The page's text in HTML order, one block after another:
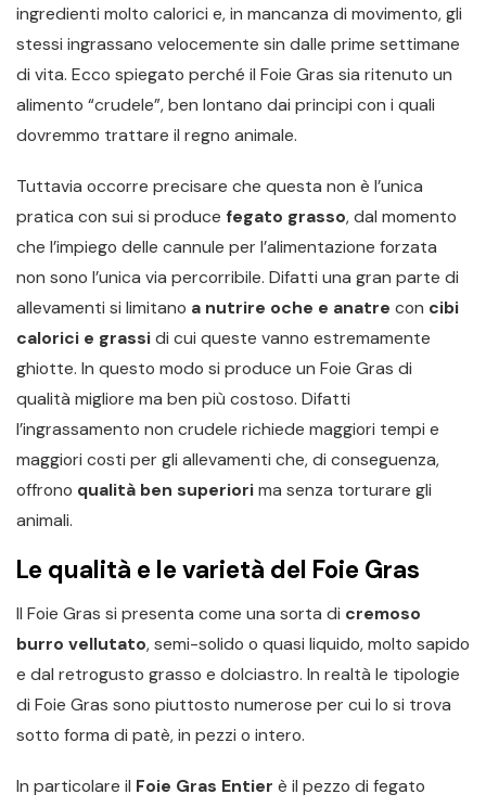
ingredienti molto calorici e, in mancanza di movimento, gli
stessi ingrassano velocemente sin dalle prime settimane
di vita. Ecco spiegato perché il Foie Gras sia ritenuto un
alimento “crudele”, ben lontano dai principi con i quali
dovremmo trattare il regno animale.
Tuttavia occorre precisare che questa non è l’unica
pratica con sui si produce fegato grasso, dal momento
che l’impiego delle cannule per l’alimentazione forzata
non sono l’unica via percorribile. Difatti una gran parte di
allevamenti si limitano a nutrire oche e anatre con cibi
calorici e grassidi cui queste vanno estremamente
ghiotte. In questo modo si produce un Foie Gras di
qualità migliore ma ben più costoso. Difatti
l’ingrassamento non crudele richiede maggiori tempi e
maggiori costi per gli allevamenti che, di conseguenza,
offrono qualità ben superiorima senza torturare gli
animali.
Le qualità e le varietà del Foie Gras
Il Foie Gras si presenta come una sorta di cremoso
burro vellutato, semi-solido o quasi liquido, molto sapido
e dal retrogusto grasso e dolciastro. In realtà le tipologie
di Foie Gras sono piuttosto numerose per cui lo si trova
sotto forma di patè, in pezzi o intero.
In particolare il Foie Gras Entier è il pezzo di fegato